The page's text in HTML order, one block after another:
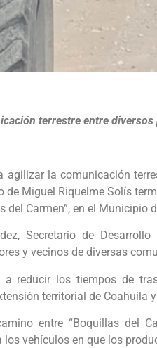
terrestre entre diversos
agilizar la comunicación
de Miguel Riquelme Solís
del Carmen”, en el Municipio
Secretario de
y vecinos de diversas
a reducir los tiempos de
territorial de Coahuila
entre “Boquillas del
los vehículos en que los